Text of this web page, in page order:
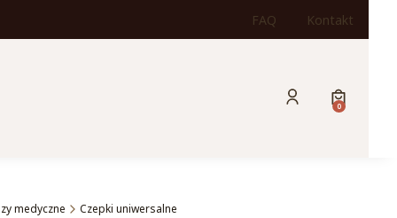
FAQ Kontakt
Zaloguj sięProdukty
Koszyk
medyczne
Czepki uniwersalne